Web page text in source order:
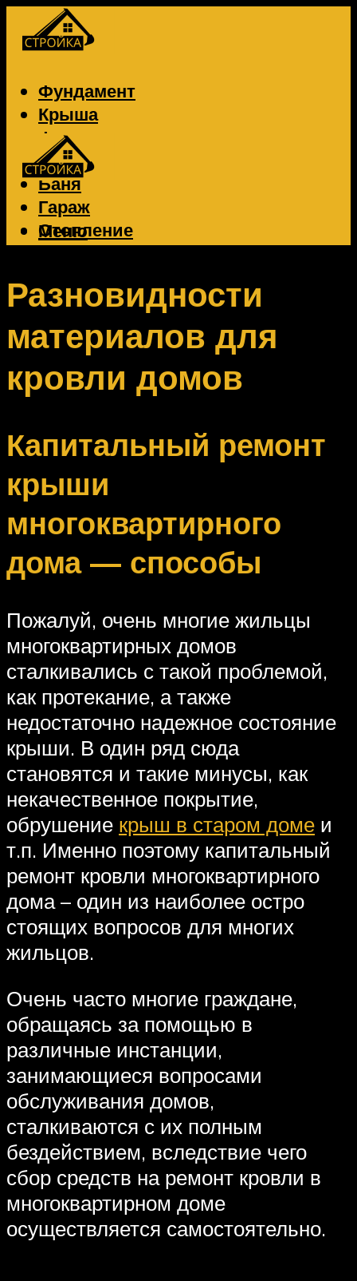
Фундамент
Крыша
Фасад
Забор
Баня
Гараж
Отопление
Вентиляция
Меню
Меню
Разновидности
материалов для
кровли домов
Капитальный ремонт
крыши
многоквартирного
дома — способы
Пожалуй, очень многие жильцы
многоквартирных домов
сталкивались с такой проблемой,
как протекание, а также
недостаточно надежное состояние
крыши. В один ряд сюда
становятся и такие минусы, как
некачественное покрытие,
обрушение крыш в старом доме и
т.п. Именно поэтому капитальный
ремонт кровли многоквартирного
дома – один из наиболее остро
стоящих вопросов для многих
жильцов.
Очень часто многие граждане,
обращаясь за помощью в
различные инстанции,
занимающиеся вопросами
обслуживания домов,
сталкиваются с их полным
бездействием, вследствие чего
сбор средств на ремонт кровли в
многоквартирном доме
осуществляется самостоятельно.